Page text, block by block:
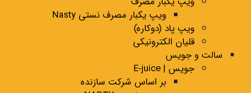
ویپ یکبار مصرف نستی Nasty
ویپ پاد (دوکاره)
قلیان الکترونیکی
سالت و جویس
جویس | E-juice
بر اساس شرکت سازنده